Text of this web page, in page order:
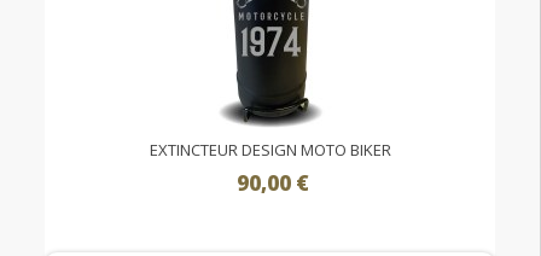
EXTINCTEUR DESIGN MOTO BIKER
90,00 €